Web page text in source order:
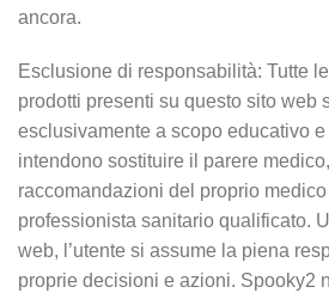
ancora.
Esclusione di responsabilità: Tutte
prodotti presenti su questo sito web
esclusivamente a scopo educativo
intendono sostituire il parere
raccomandazioni del proprio
professionista sanitario qualificato.
web, l’utente si assume la piena
proprie decisioni e azioni. Spooky2